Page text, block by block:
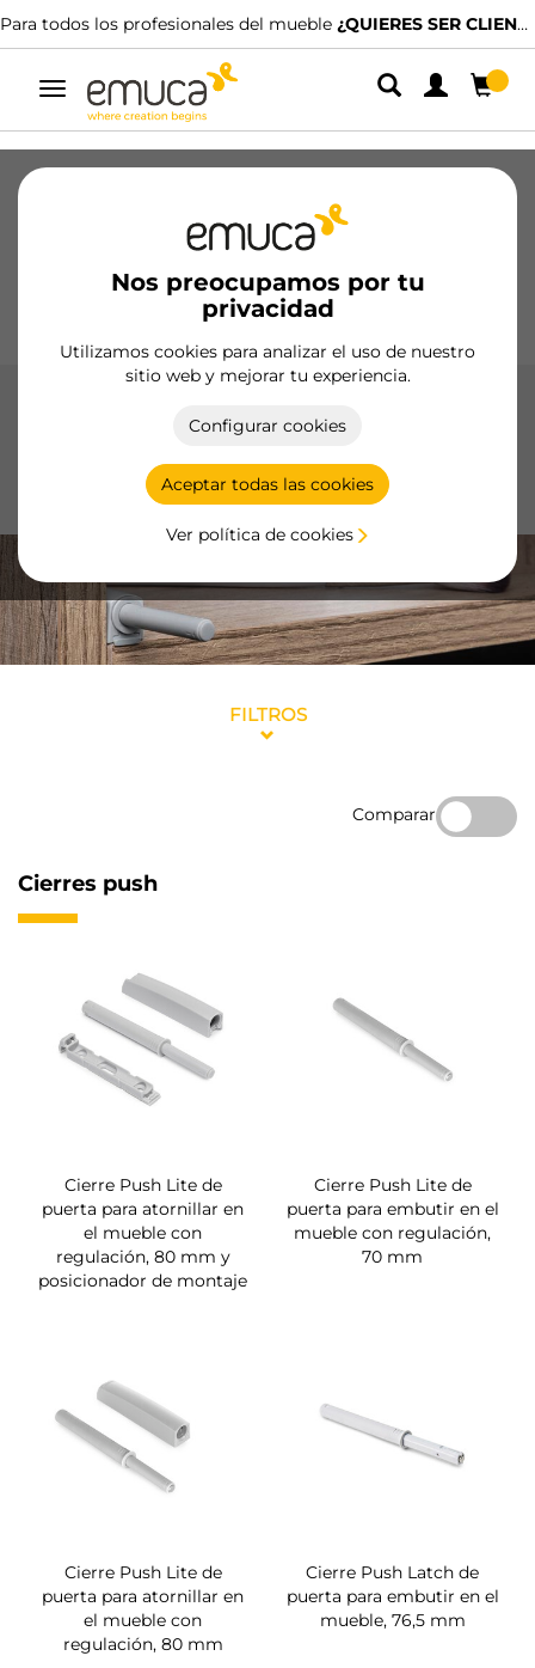
los profesionales del mueble¿QUIERES SER CLIENTE?
Alternar
navegación
Nos preocupamos por tu
privacidad
Utilizamos cookies para analizar el uso de nuestro
sitio web y mejorar tu experiencia.
Configurar cookies
Aceptar todas las cookies
Ver política de cookies
Bisagras
Cocina Montaje
Bases Expositores
abrir y cerrar puertas con un simple toque, creando una
estética limpia y sin tiradores.
FILTROS
Comparar
Cierres push
Cierre Push Lite de
puerta para atornillar en
el mueble con
regulación, 80 mm y
posicionador de montaje
Cierre Push Lite de
puerta para embutir en el
mueble con regulación,
70 mm
Cierre Push Lite de
puerta para atornillar en
el mueble con
regulación, 80 mm
Cierre Push Latch de
puerta para embutir en el
mueble, 76,5 mm